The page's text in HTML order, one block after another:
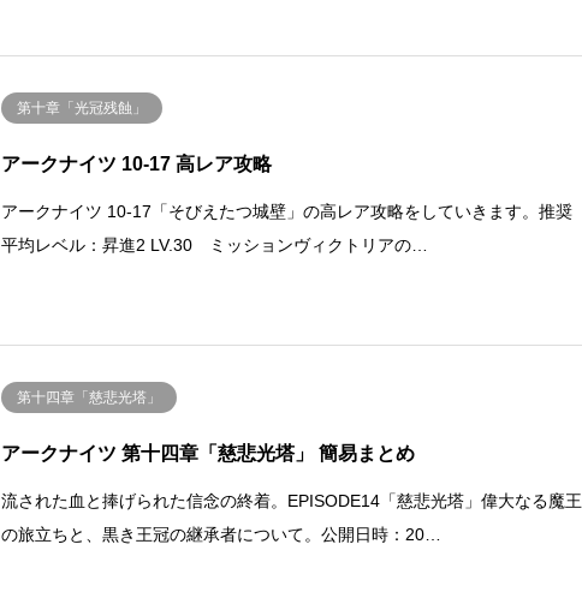
第十章「光冠残蝕」
アークナイツ 10-17 高レア攻略
アークナイツ 10-17「そびえたつ城壁」の高レア攻略をしていきます。推奨
平均レベル：昇進2 LV.30 ミッションヴィクトリアの…
第十四章「慈悲光塔」
アークナイツ 第十四章「慈悲光塔」 簡易まとめ
流された血と捧げられた信念の終着。EPISODE14「慈悲光塔」偉大なる魔王
の旅立ちと、黒き王冠の継承者について。公開日時：20…